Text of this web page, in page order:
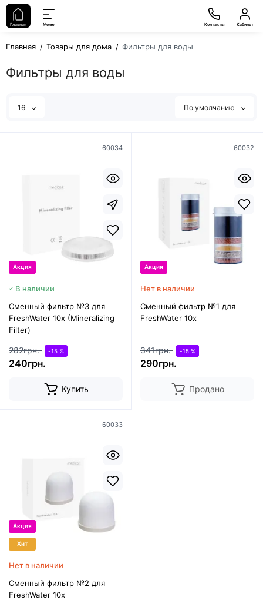
Главная Меню Контакты Кабинет
Главная Товары для дома Фильтры для воды
Фильтры для воды
16 По умолчанию
60034
Акция
В наличии
Сменный фильтр №3 для
FreshWater 10x (Mineralizing
Filter)
282грн. -15 %
240грн.
Купить
60032
Акция
Нет в наличии
Сменный фильтр №1 для
FreshWater 10x
341грн. -15 %
290грн.
Продано
60033
Акция
Хит
Нет в наличии
Сменный фильтр №2 для
FreshWater 10x